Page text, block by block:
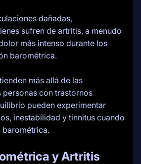
dañadas,
sufren de artritis, a menudo
más intenso durante los
barométrica.
más allá de las
personas con trastornos
pueden experimentar
inestabilidad y tinnitus cuando
barométrica.
y Artritis